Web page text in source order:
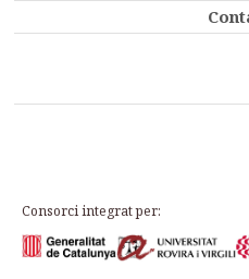
Consorci integrat per: